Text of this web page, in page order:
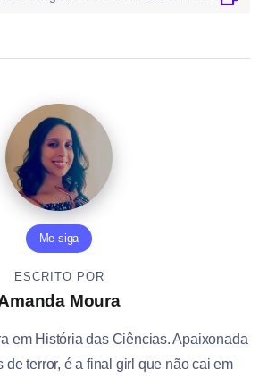
Me siga
ESCRITO POR
Moura
em História das Ciências. Apaixonada
de terror, é a final girl que não cai em